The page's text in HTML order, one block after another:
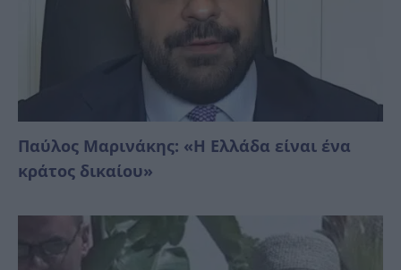
Παύλος Μαρινάκης: «Η Ελλάδα είναι ένα
κράτος δικαίoυ»